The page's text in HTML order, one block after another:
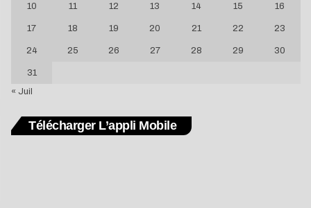
10 11 12 13 14 15 16
17 18 19 20 21 22 23
24 25 26 27 28 29 30
31
« Juil
Télécharger L’appli Mobile